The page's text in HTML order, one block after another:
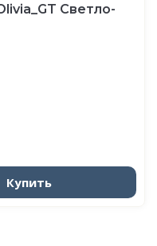
Светло-
Купить